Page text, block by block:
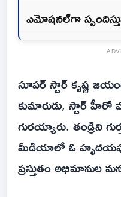
ఎమోష‌న‌ల్‌గా
సూపర్ స్టార్ కృష్ణ
కుమారుడు, స్టార్
గురయ్యారు. తండ్రిని
మీడియాలో ఓ
ప్రస్తుతం అభిమానుల